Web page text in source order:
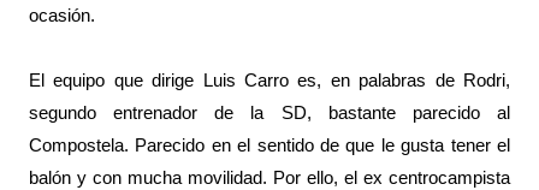
ocasión.
El equipo que dirige Luis Carro es, en palabras de Rodri,
segundo entrenador de la SD, bastante parecido al
Compostela. Parecido en el sentido de que le gusta tener el
balón y con mucha movilidad. Por ello, el ex centrocampista